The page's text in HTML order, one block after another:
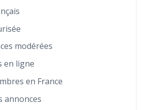
modérées
en ligne
en France
annonces